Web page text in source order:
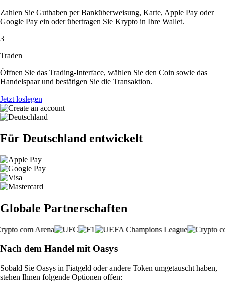
Zahlen Sie Guthaben per Banküberweisung, Karte, Apple Pay oder
Google Pay ein oder übertragen Sie Krypto in Ihre Wallet.
3
Traden
Öffnen Sie das Trading-Interface, wählen Sie den Coin sowie das
Handelspaar und bestätigen Sie die Transaktion.
Jetzt loslegen
Für Deutschland entwickelt
Globale Partnerschaften
Nach dem Handel mit Oasys
Sobald Sie Oasys in Fiatgeld oder andere Token umgetauscht haben,
stehen Ihnen folgende Optionen offen: